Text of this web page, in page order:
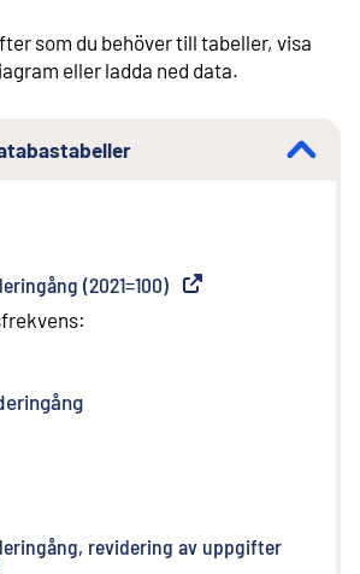
som du behöver till tabeller, visa
eller ladda ned data.
(2021=100) Extern länk
:
revidering av uppgifter